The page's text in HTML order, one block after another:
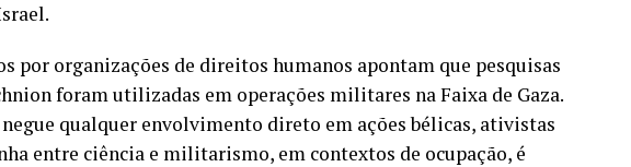
por organizações de direitos humanos apontam que pesquisas
foram utilizadas em operações militares na Faixa de Gaza.
qualquer envolvimento direto em ações bélicas, ativistas
entre ciência e militarismo, em contextos de ocupação, é